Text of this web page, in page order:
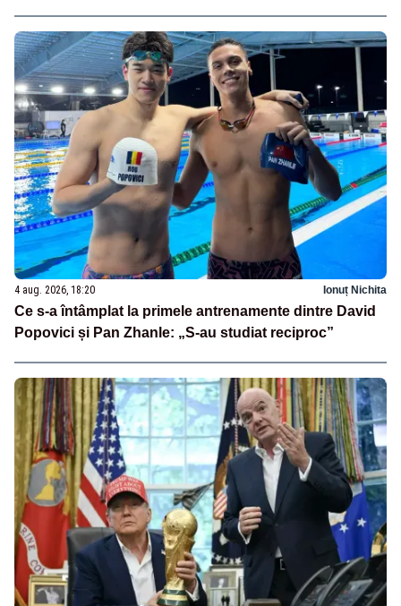
4 aug. 2026, 18:20 Ionuț Nichita
Ce s-a întâmplat la primele antrenamente dintre David
Popovici și Pan Zhanle: „S-au studiat reciproc”